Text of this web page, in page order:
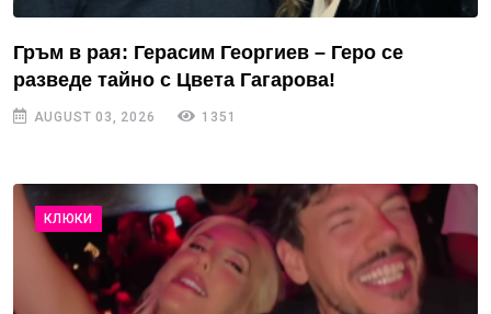
Гръм в рая: Герасим Георгиев – Геро се
разведе тайно с Цвета Гагарова!
AUGUST 03, 2026 1351
КЛЮКИ